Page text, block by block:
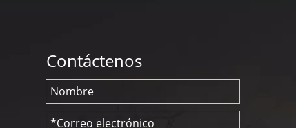
Contáctenos